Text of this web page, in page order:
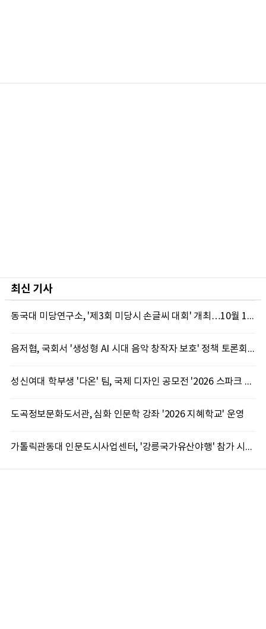
최신 기사
동국대 미당연구소, '제3회 미당시 손글씨 대회' 개최…10월 12일까지 접수
음저협, 국회서 '생성형 AI 시대 음악 창작자 보호' 정책 토론회 10일 개최
성신여대 학부생 '다온' 팀, 국제 디자인 공모전 '2026 스파크 어워드' 동상 수상
도곡정보문화도서관, 심화 인문학 강좌 '2026 지혜학교' 운영
가톨릭관동대 인문도시사업센터, '강릉국가유산야행' 참가 시민 15명 모집